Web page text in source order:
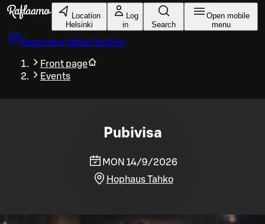
Skip to main content
Location
Helsinki
Log
in
Search
Open mobile
menu
Reserve a table Helsinki
Front page
Events
Pubivisa
MON 14/9/2026
Hophaus Tahko